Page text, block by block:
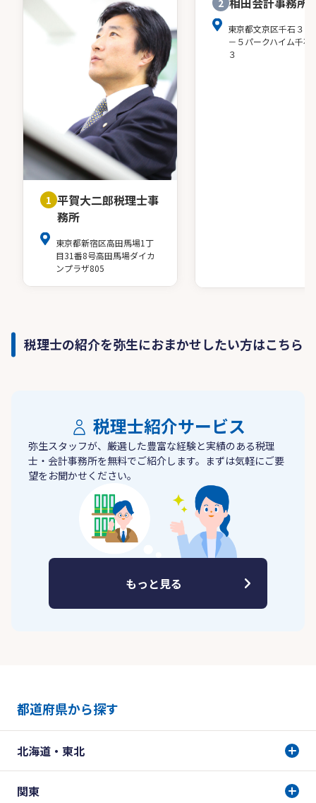
1 平賀大二郎税理士事
務所
東京都新宿区高田馬場1丁
目31番8号高田馬場ダイカ
ンプラザ805
東京都文京区千石３－
－５パークハイム千石
３
税理士の紹介を弥生におまかせしたい方はこちら
税理士紹介サービス
弥生スタッフが、厳選した豊富な経験と実績のある税理
士・会計事務所を無料でご紹介します。まずは気軽にご要
望をお聞かせください。
もっと見る
都道府県から探す
北海道・東北
関東